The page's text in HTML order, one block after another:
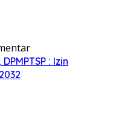
: Izin